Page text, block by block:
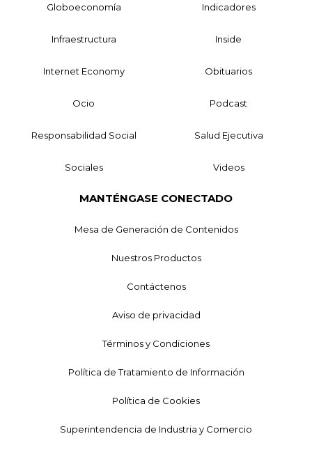
Globoeconomía Indicadores
Infraestructura Inside
Internet Economy Obituarios
Ocio Podcast
Responsabilidad Social Salud Ejecutiva
Sociales Videos
MANTÉNGASE CONECTADO
Mesa de Generación de Contenidos
Nuestros Productos
Contáctenos
Aviso de privacidad
Términos y Condiciones
Política de Tratamiento de Información
Política de Cookies
Superintendencia de Industria y Comercio